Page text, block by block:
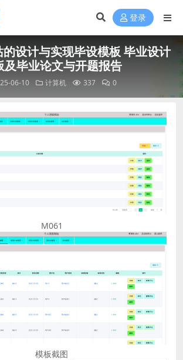
登录
设计与实现毕设模板 毕业设计
及毕业论文与开题报告
06-10 计算机 337 0
M061
模板截图